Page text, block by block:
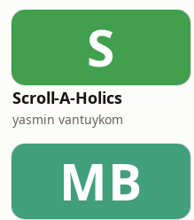
S
Scroll-A-Holics
yasmin vantuykom
MB